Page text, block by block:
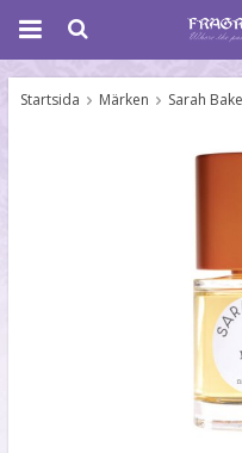
Startsida Märken Sarah